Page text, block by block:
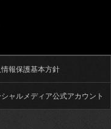
報保護基本方針
シャルメディア公式アカウント